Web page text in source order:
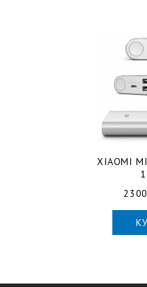
XIAOMI